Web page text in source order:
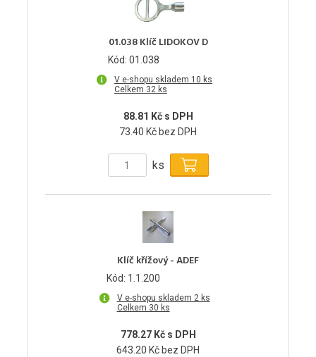
01.038 Klíč LIDOKOV D
Kód: 01.038
V e-shopu skladem 10 ks
Celkem 32 ks
88.81 Kč s DPH
73.40 Kč bez DPH
ks
Klíč křížový - ADEF
Kód: 1.1.200
V e-shopu skladem 2 ks
Celkem 30 ks
778.27 Kč s DPH
643.20 Kč bez DPH